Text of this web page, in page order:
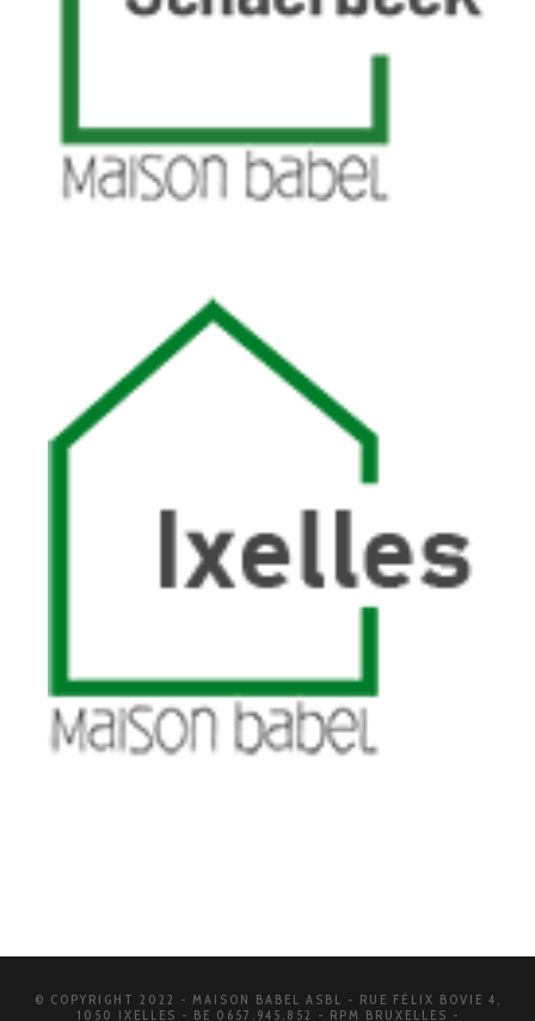
© COPYRIGHT 2022 - MAISON BABEL ASBL - RUE FÉLIX BOVIE 4,
1050 IXELLES - BE 0657.945.852 - RPM BRUXELLES -